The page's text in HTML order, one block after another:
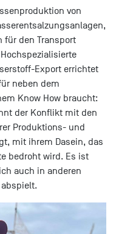
von
für den Transport
Export errichtet
neben dem
Know How braucht:
der Konflikt mit den
Produktions- und
mit ihrem Dasein, das
bedroht wird. Es ist
auch in anderen
abspielt.